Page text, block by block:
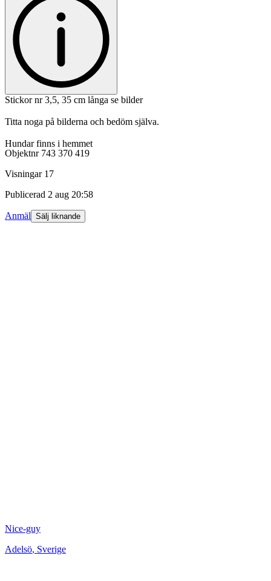
Stickor nr 3,5, 35 cm långa se bilder
Titta noga på bilderna och bedöm själva.
Hundar finns i hemmet
Objektnr 743 370 419
Visningar 17
Publicerad 2 aug 20:58
Anmäl Sälj liknande
Nice-guy
Adelsö, Sverige